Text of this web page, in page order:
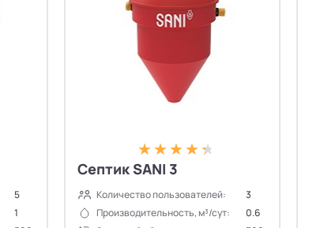
5
1
Септик SANI 3
Количество пользователей:
3
Производительность, м³/сут:
0.6